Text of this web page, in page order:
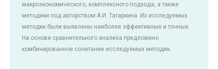
макроэкономического, комплексного подхода, а также
методики под авторством А.И. Татаркина. Из исследуемых
методик были выявлены наиболее эффективные и точные.
На основе сравнительного анализа предложено
комбинированное сочетание исследуемых методик.